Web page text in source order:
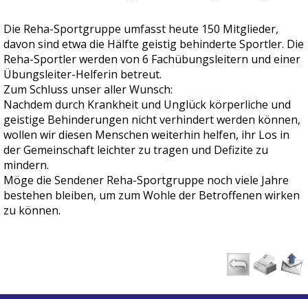
Die Reha-Sportgruppe umfasst heute 150 Mitglieder,
davon sind etwa die Hälfte geistig behinderte Sportler. Die
Reha-Sportler werden von 6 Fachübungsleitern und einer
Übungsleiter-Helferin betreut.
Zum Schluss unser aller Wunsch:
Nachdem durch Krankheit und Unglück körperliche und
geistige Behinderungen nicht verhindert werden können,
wollen wir diesen Menschen weiterhin helfen, ihr Los in
der Gemeinschaft leichter zu tragen und Defizite zu
mindern.
Möge die Sendener Reha-Sportgruppe noch viele Jahre
bestehen bleiben, um zum Wohle der Betroffenen wirken
zu können.